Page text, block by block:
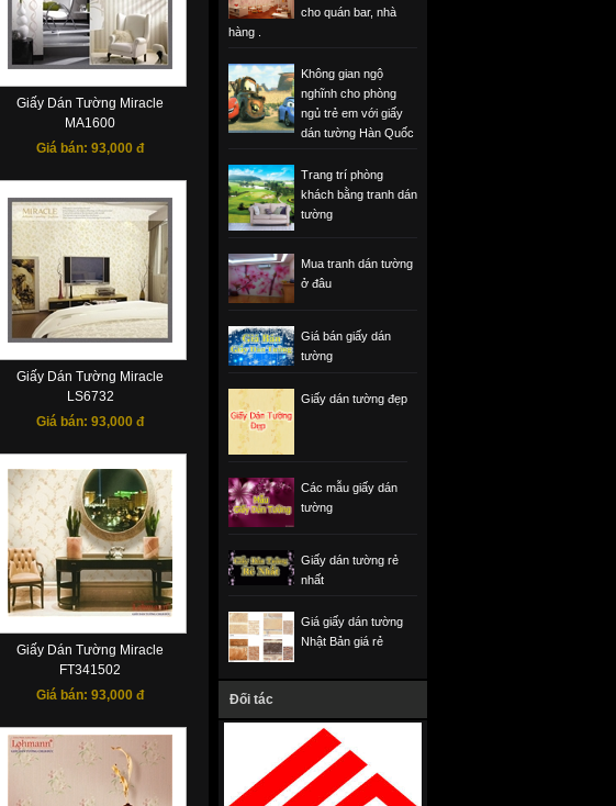
Giấy Dán Tường Miracle
MA1600
Giá bán: 93,000 đ
Giấy Dán Tường Miracle
LS6732
Giá bán: 93,000 đ
Giấy Dán Tường Miracle
FT341502
Giá bán: 93,000 đ
cho quán bar, nhà
hàng .
Không gian ngộ
nghĩnh cho phòng
ngủ trẻ em với giấy
dán tường Hàn Quốc
Trang trí phòng
khách bằng tranh dán
tường
Mua tranh dán tường
ở đâu
Giá bán giấy dán
tường
Giấy dán tường đẹp
Các mẫu giấy dán
tường
Giấy dán tường rẻ
nhất
Giá giấy dán tường
Nhật Bản giá rẻ
Đối tác